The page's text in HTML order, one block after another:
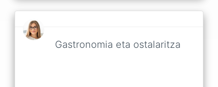
Gastronomia eta ostalaritza